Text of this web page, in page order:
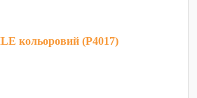
кольоровий (P4017)